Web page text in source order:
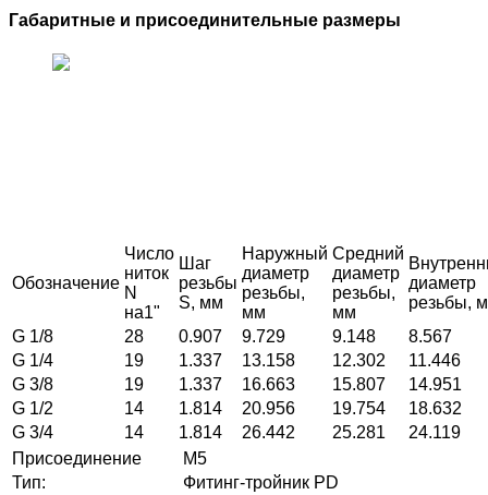
Габаритные и присоединительные размеры
Обозначение
Число
ниток
N
на1"
Шаг
резьбы
S, мм
Наружный
диаметр
резьбы,
мм
Средний
диаметр
резьбы,
мм
диаметр
резьбы,
G 1/8
28 0.907 9.729 9.148
8.567
G 1/4
19 1.337 13.158 12.302
11.446
G 3/8
19 1.337 16.663 15.807
14.951
G 1/2
14 1.814 20.956 19.754
18.632
G 3/4
14 1.814 26.442 25.281
24.119
Присоединение
М5
Тип:
Фитинг-тройник РD